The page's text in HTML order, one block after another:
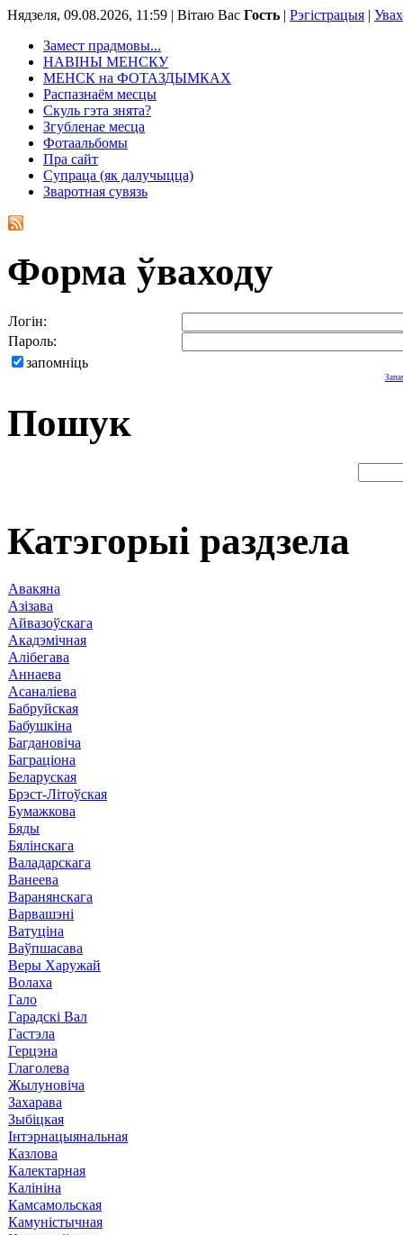
Нядзеля, 09.08.2026, 11:59 | Вітаю Вас Гость | Рэгістрацыя |
Замест прадмовы...
НАВІНЫ МЕНСКУ
МЕНСК на ФОТАЗДЫМКАХ
Распазнаём месцы
Скуль гэта знята?
Згубленае месца
Фотаальбомы
Пра сайт
Супраца (як далучыцца)
Зваротная сувязь
Форма ўваходу
Логін:
Пароль:
запомніць
Пошук
Катэгорыі раздзела
Авакяна
Азізава
Айвазоўскага
Акадэмічная
Алібегава
Аннаева
Асаналіева
Бабруйская
Бабушкіна
Багдановіча
Баграціона
Беларуская
Брэст-Літоўская
Бумажкова
Бяды
Бялінскага
Валадарскага
Ванеева
Варанянскага
Варвашэні
Ватуціна
Ваўпшасава
Веры Харужай
Волаха
Гало
Гарадскі Вал
Гастэла
Герцэна
Глаголева
Жылуновіча
Захарава
Зыбіцкая
Інтэрнацыянальная
Казлова
Калектарная
Калініна
Камсамольская
Камуністычная